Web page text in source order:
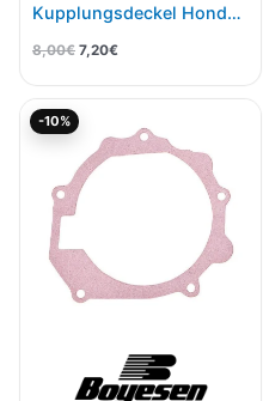
Kupplungsdeckel Honda
8,00€ 7,20€
-10% Preis
war:
8,00€
Preis
ist:
7,20€.